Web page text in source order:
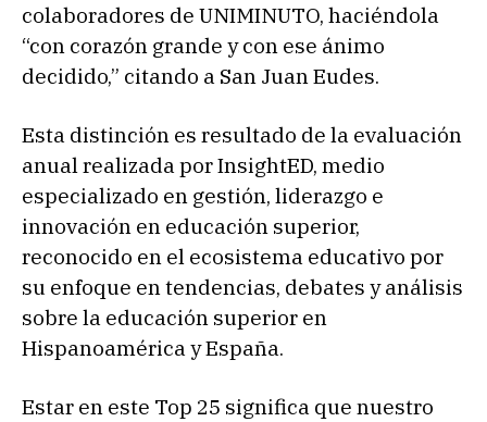
colaboradores de UNIMINUTO, haciéndola
“con corazón grande y con ese ánimo
decidido,” citando a San Juan Eudes.
Esta distinción es resultado de la evaluación
anual realizada por InsightED, medio
especializado en gestión, liderazgo e
innovación en educación superior,
reconocido en el ecosistema educativo por
su enfoque en tendencias, debates y análisis
sobre la educación superior en
Hispanoamérica y España.
Estar en este Top 25 significa que nuestro